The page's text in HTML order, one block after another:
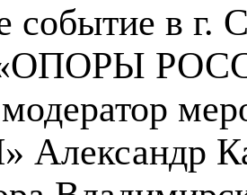
событие в г.